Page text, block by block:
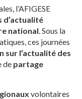
l’AFIGESE
d’actualité
national. Sous la
ces journées
sur l’actualité des
de partage
volontaires